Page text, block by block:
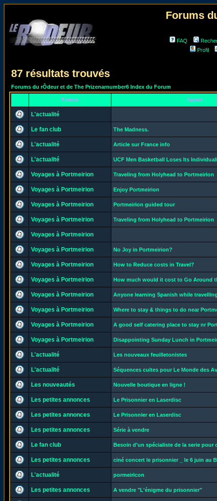
Forums
FAQ
Profil
87 résultats trouvés
Forums du rÔdeur et de The Prizenarnumber6 Index du Forum
Forum Sujets
L'actualité
Le fan club The Madness.
L'actualité Article sur France info
L'actualité UCF Men Basketball Loses Its
Voyages à Portmeirion Traveling from Holyhead to Portmeirion
Voyages à Portmeirion Enjoy Portmeirion
Voyages à Portmeirion Portmeirion guided tour
Voyages à Portmeirion Traveling from Holyhead to Portmeirion
Voyages à Portmeirion
Voyages à Portmeirion No Joy in Portmeirion?
Voyages à Portmeirion How to Reduce costs in Travel?
Voyages à Portmeirion How much would it cost to Go Around
Voyages à Portmeirion Anyone learning Spanish while
Voyages à Portmeirion Where to stay & things to do near
Voyages à Portmeirion A good self catering place to stay nr
Voyages à Portmeirion Disappointing Sunday Lunch in
L'actualité Les nouveaux feuilletonistes
L'actualité Séquences cultes pour Le Monde des
Les nouveautés Nouvelle boutique en ligne !
Les petites annonces Le Prisonnier en Laserdisc
Les petites annonces Le Prisonnier en Laserdisc
Les petites annonces Série à vendre
Le fan club Besoin d'un spécialiste de la serie pour
Les petites annonces ciné concert le prisonnier _ le 6 juin au
L'actualité pormeiricon
Les petites annonces A vendre "L'énigme du prisonnier"